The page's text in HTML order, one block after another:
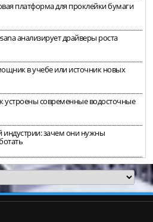
платформа для проклейки бумаги
анализирует драйверы роста
в учебе или источник новых
устроены современные водосточные
зачем они нужны